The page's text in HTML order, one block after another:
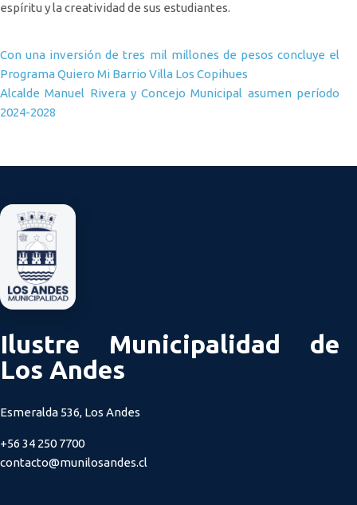
espíritu y la creatividad de sus estudiantes.
Navegación de entradas
Con una inversión de tres mil millones de pesos concluye el
Programa Quiero Mi Barrio Villa Los Copihues
Alcalde Manuel Rivera y Concejo Municipal asumen período
2024-2028
Ilustre Municipalidad de
Los Andes
Esmeralda 536, Los Andes
+56 34 250 7700
contacto@munilosandes.cl